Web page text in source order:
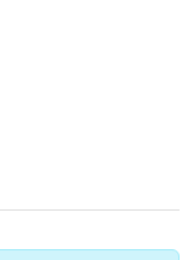
vivre
sa libération
régularisation de